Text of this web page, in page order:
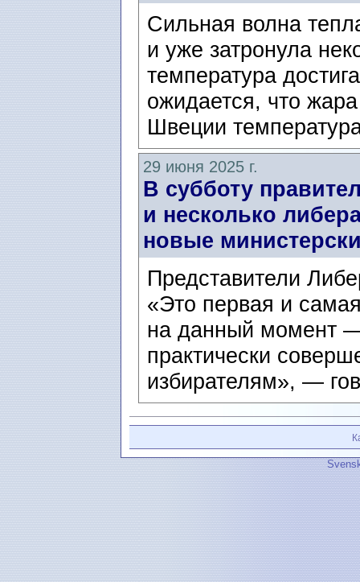
Сильная волна
и уже затронула
температура
ожидается, что
Швеции
29 июня 2025 г.
В субботу
и несколько
новые
Представители
«Это первая и
на данный момент
практически
избирателям», —